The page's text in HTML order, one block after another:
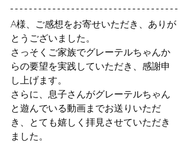
A様、ご感想をお寄せいただき、ありが
とうございました。
さっそくご家族でグレーテルちゃんか
らの要望を実践していただき、感謝申
し上げます。
さらに、息子さんがグレーテルちゃん
と遊んでいる動画までお送りいただ
き、とても嬉しく拝見させていただき
ました。